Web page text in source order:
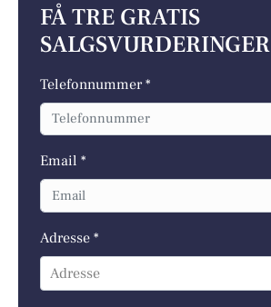
FÅ TRE GRATIS
SALGSVURDERINGER
Telefonnummer *
Email *
Adresse *
Adresse